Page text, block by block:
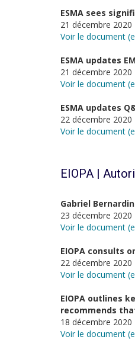
ESMA sees
21 décembre 2020
Voir le document
ESMA updates
21 décembre 2020
Voir le document
ESMA updates
22 décembre 2020
Voir le document
EIOPA |
Gabriel
23 décembre 2020
Voir le document
EIOPA consults
22 décembre 2020
Voir le document
EIOPA outlines
recommends
18 décembre 2020
Voir le document